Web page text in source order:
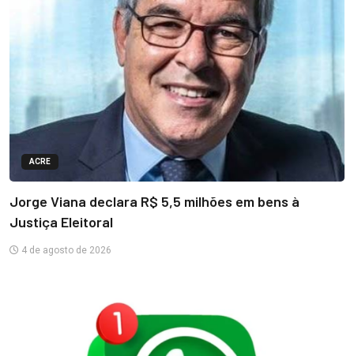
ACRE
Jorge Viana declara R$ 5,5 milhões em bens à
Justiça Eleitoral
4 de agosto de 2026